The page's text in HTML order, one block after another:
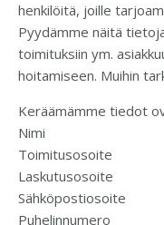
henkilöitä, joille
Pyydämme näitä
toimituksiin ym.
hoitamiseen. Muihin
Keräämämme tiedot
Nimi
Toimitusosoite
Laskutusosoite
Sähköpostiosoite
Puhelinnumero